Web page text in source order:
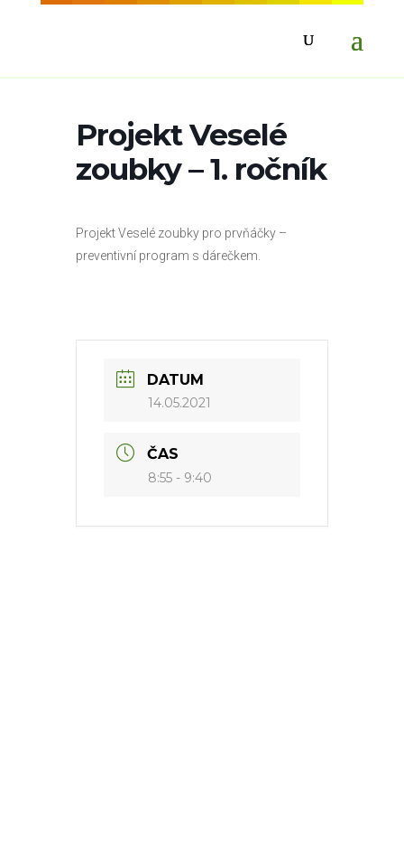
Projekt Veselé
zoubky – 1. ročník
Projekt Veselé zoubky pro prvňáčky –
preventivní program s dárečkem.
DATUM
14.05.2021
ČAS
8:55 - 9:40